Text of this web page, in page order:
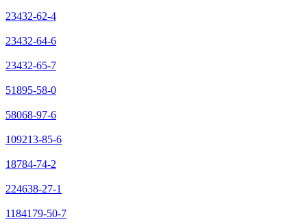
23432-62-4
23432-64-6
23432-65-7
51895-58-0
58068-97-6
109213-85-6
18784-74-2
224638-27-1
1184179-50-7